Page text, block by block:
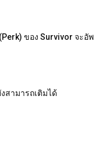
ของ Survivor จะอัพ
สามารถเติมได้